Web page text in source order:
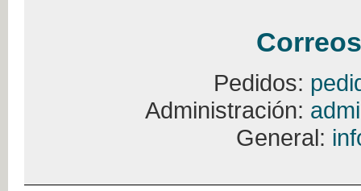
Pedidos:
Administración:
General: